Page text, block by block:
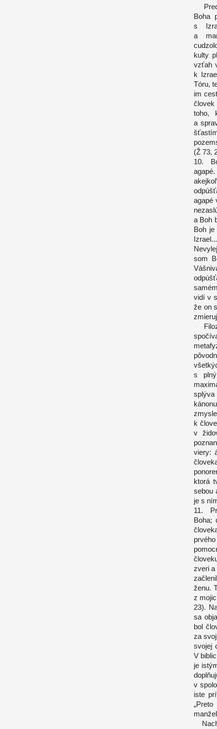
Boha
s
a
kulty
vzťah
k
Tóru,
im
človek
toho,
a
(Ž 73,
10.
agapé
a Boh
Boh
som
vidí v
že on
s
splýva
k
v
viery:
ktorá
sebou
je s
11.
Boha;
zveri a
ženu.
z
23).
sa
bol
za
svojej
V
je
v
iste